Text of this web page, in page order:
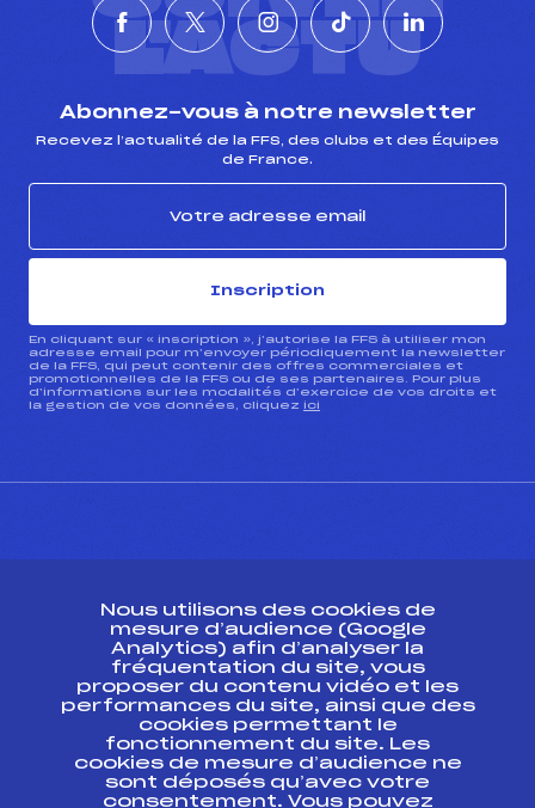
L'ACTU
Abonnez-vous à notre newsletter
Recevez l’actualité de la FFS, des clubs et des Équipes
de France.
Inscription
En cliquant sur « inscription », j’autorise la FFS à utiliser mon
adresse email pour m’envoyer périodiquement la newsletter
de la FFS, qui peut contenir des offres commerciales et
promotionnelles de la FFS ou de ses partenaires. Pour plus
d’informations sur les modalités d’exercice de vos droits et
la gestion de vos données, cliquez ici
ESPACE PRESSE
Ressources
Pass’Neige
Projet sportif fédéral
Projet de performance fédéral
Antidopage
Nous utilisons des cookies de
mesure d’audience (Google
Analytics) afin d’analyser la
fréquentation du site, vous
proposer du contenu vidéo et les
performances du site, ainsi que des
cookies permettant le
fonctionnement du site. Les
cookies de mesure d’audience ne
sont déposés qu’avec votre
consentement. Vous pouvez